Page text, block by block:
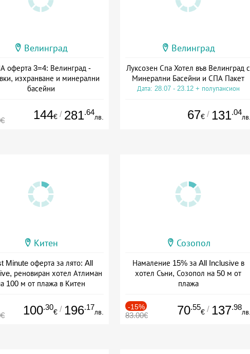
Велинград
оферта 3=4: Велинград -
изхранване и минерални
басейни
144€ / 281.64
лв.
Велинград
Луксозен Спа Хотел във Велинград с
Минерални Басейни и СПА Пакет
Дата: 28.07 - 23.12 + полупансион
67€ / 131.04
лв.
Китен
Minute оферта за лято: All
реновиран хотел Атлиман
100 м от плажа в Китен
100.30
€ / 196.17
лв.
Созопол
Намаление 15% за All Inclusive в
хотел Съни, Созопол на 50 м от
плажа
-15%
83.00€ 70.55
€ / 137.98
лв.